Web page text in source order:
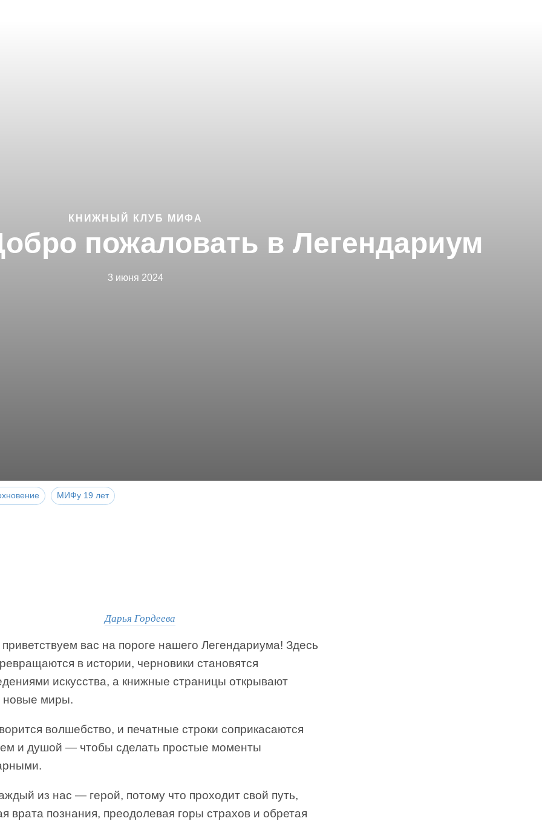
КНИЖНЫЙ КЛУБ МИФА
пожаловать в Легендариум
3 июня 2024
МИФу 19 лет
Дарья Гордеева
вас на пороге нашего Легендариума! Здесь
в истории, черновики становятся
искусства, а книжные страницы открывают
новые миры.
волшебство, и печатные строки соприкасаются
и душой — чтобы сделать простые моменты
из нас — герой, потому что проходит свой путь,
врата познания, преодолевая горы страхов и обретая